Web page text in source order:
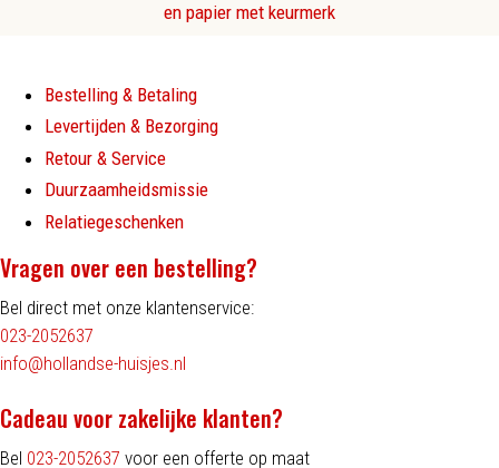
en papier met keurmerk
Bestelling & Betaling
Levertijden & Bezorging
Retour & Service
Duurzaamheidsmissie
Relatiegeschenken
Vragen over een bestelling?
Bel direct met onze klantenservice:
023-2052637
info@hollandse-huisjes.nl
Cadeau voor zakelijke klanten?
Bel 023-2052637 voor een offerte op maat